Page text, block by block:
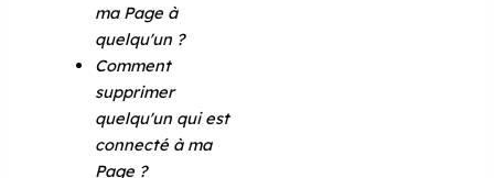
ma Page à
quelqu'un ?
Comment
supprimer
quelqu'un qui est
connecté à ma
Page ?